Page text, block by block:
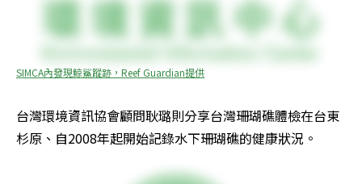
SIMCA內發現鯨鯊蹤跡，Reef Guardian提供
台灣環境資訊協會顧問耿璐則分享台灣珊瑚礁體檢在台東
杉原、自2008年起開始記錄水下珊瑚礁的健康狀況。